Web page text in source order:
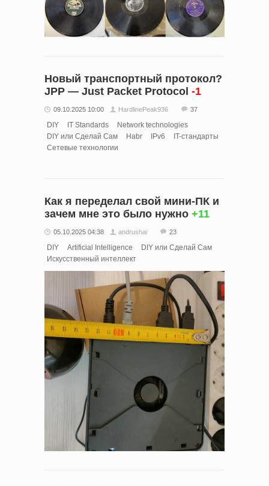
Новый транспортный протокол?
JPP — Just Packet Protocol -1
09.10.2025 10:00 HardlinePeak936 37
DIY IT Standards
Network technologies
DIY или Сделай Сам
Habr IPv6
IT-стандарты
Сетевые технологии
Как я переделал свой мини-ПК и
зачем мне это было нужно +11
05.10.2025 04:38 andrushai 23
DIY Artificial Intelligence
DIY или Сделай Сам
Искусственный интеллект